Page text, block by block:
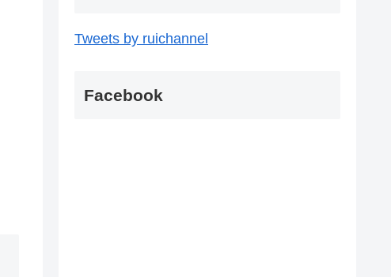
Tweets by ruichannel
Facebook